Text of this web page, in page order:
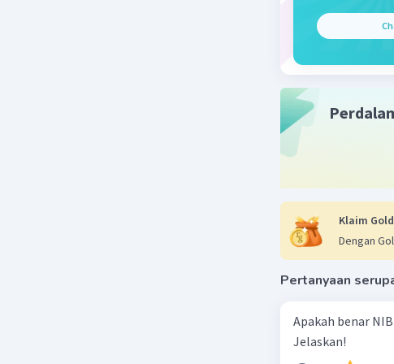
perlu
hari:
Kita
bagi
asasi
Kita
Klaim
Dengan
Pertanyaan
Apakah benar
Jelaskan!